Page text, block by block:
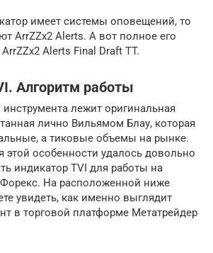
имеет системы оповещений, то
ArrZZx2 Alerts. А вот полное его
Alerts Final Draft TT.
Алгоритм работы
лежит оригинальная
лично Вильямом Блау, которая
а тиковые объемы на рынке.
этой особенности удалось довольно
индикатор TVI для работы на
На расположенной ниже
увидеть, как именно выглядит
в торговой платформе Метатрейдер